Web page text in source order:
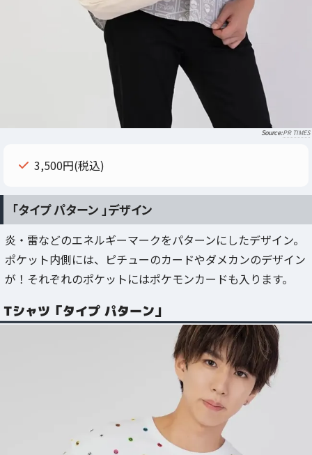
PR TIMES
3,500円(税込)
「タイプ パターン 」デザイン
炎・雷などのエネルギーマークをパターンにしたデザイン。
ポケット内側には、ピチューのカードやダメカンのデザイン
が！それぞれのポケットにはポケモンカードも入ります。
Tシャツ「タイプ パターン」